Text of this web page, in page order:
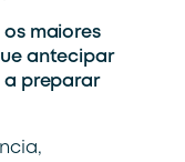
os maiores
antecipar
a preparar